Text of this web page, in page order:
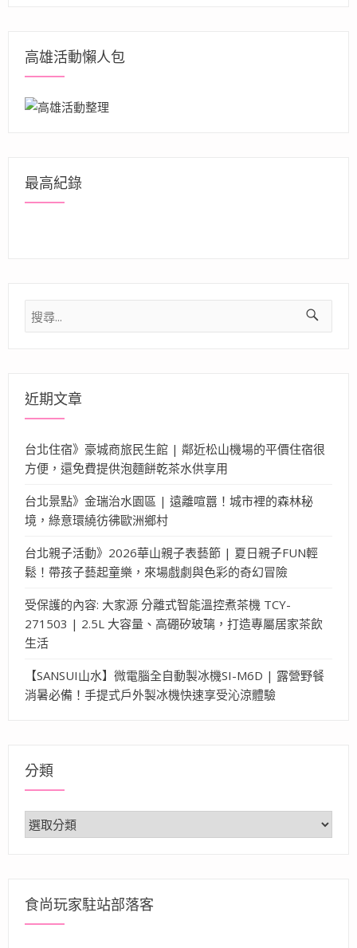
高雄活動懶人包
最高紀錄
搜
尋
近期文章
台北住宿》豪城商旅民生館 | 鄰近松山機場的平價住宿很
方便，還免費提供泡麵餅乾茶水供享用
台北景點》金瑞治水園區 | 遠離喧囂！城市裡的森林秘
境，綠意環繞彷彿歐洲鄉村
台北親子活動》2026華山親子表藝節 | 夏日親子FUN輕
鬆！帶孩子藝起童樂，來場戲劇與色彩的奇幻冒險
受保護的內容: 大家源 分離式智能溫控煮茶機 TCY-
271503 | 2.5L 大容量、高硼矽玻璃，打造專屬居家茶飲
生活
【SANSUI山水】微電腦全自動製冰機SI-M6D | 露營野餐
消暑必備！手提式戶外製冰機快速享受沁涼體驗
分類
分
類
食尚玩家駐站部落客